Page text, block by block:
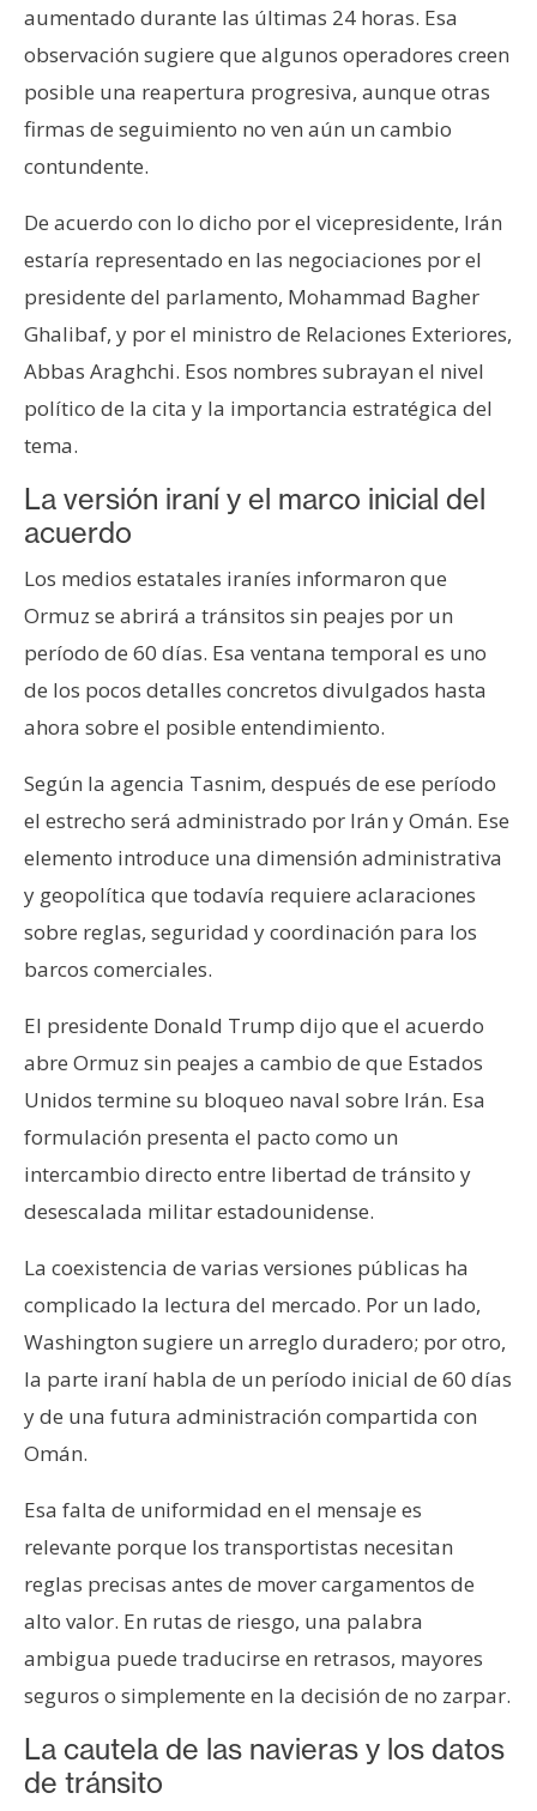
aumentado durante las últimas 24 horas. Esa
observación sugiere que algunos operadores creen
posible una reapertura progresiva, aunque otras
firmas de seguimiento no ven aún un cambio
contundente.
De acuerdo con lo dicho por el vicepresidente, Irán
estaría representado en las negociaciones por el
presidente del parlamento, Mohammad Bagher
Ghalibaf, y por el ministro de Relaciones Exteriores,
Abbas Araghchi. Esos nombres subrayan el nivel
político de la cita y la importancia estratégica del
tema.
La versión iraní y el marco inicial del
acuerdo
Los medios estatales iraníes informaron que
Ormuz se abrirá a tránsitos sin peajes por un
período de 60 días. Esa ventana temporal es uno
de los pocos detalles concretos divulgados hasta
ahora sobre el posible entendimiento.
Según la agencia Tasnim, después de ese período
el estrecho será administrado por Irán y Omán. Ese
elemento introduce una dimensión administrativa
y geopolítica que todavía requiere aclaraciones
sobre reglas, seguridad y coordinación para los
barcos comerciales.
El presidente Donald Trump dijo que el acuerdo
abre Ormuz sin peajes a cambio de que Estados
Unidos termine su bloqueo naval sobre Irán. Esa
formulación presenta el pacto como un
intercambio directo entre libertad de tránsito y
desescalada militar estadounidense.
La coexistencia de varias versiones públicas ha
complicado la lectura del mercado. Por un lado,
Washington sugiere un arreglo duradero; por otro,
la parte iraní habla de un período inicial de 60 días
y de una futura administración compartida con
Omán.
Esa falta de uniformidad en el mensaje es
relevante porque los transportistas necesitan
reglas precisas antes de mover cargamentos de
alto valor. En rutas de riesgo, una palabra
ambigua puede traducirse en retrasos, mayores
seguros o simplemente en la decisión de no zarpar.
La cautela de las navieras y los datos
de tránsito